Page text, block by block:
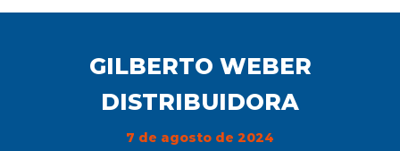
GILBERTO WEBER
DISTRIBUIDORA
7 de agosto de 2024